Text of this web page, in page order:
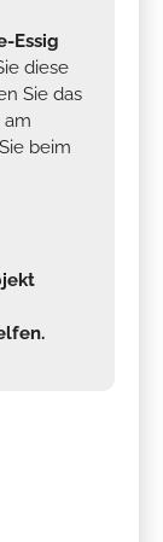
Essig
diese
Sie das
beim